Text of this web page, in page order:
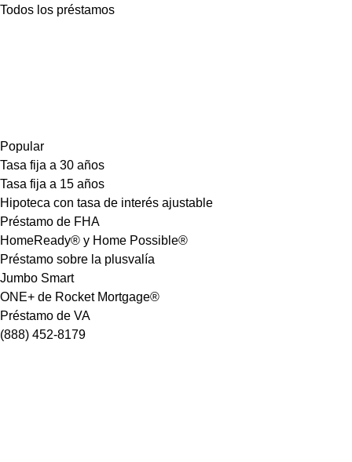
Todos los préstamos
Popular
Tasa fija a 30 años
Tasa fija a 15 años
Hipoteca con tasa de interés ajustable
Préstamo de FHA
HomeReady® y Home Possible®
Préstamo sobre la plusvalía
Jumbo Smart
ONE+ de Rocket Mortgage®
Préstamo de VA
(888) 452-8179